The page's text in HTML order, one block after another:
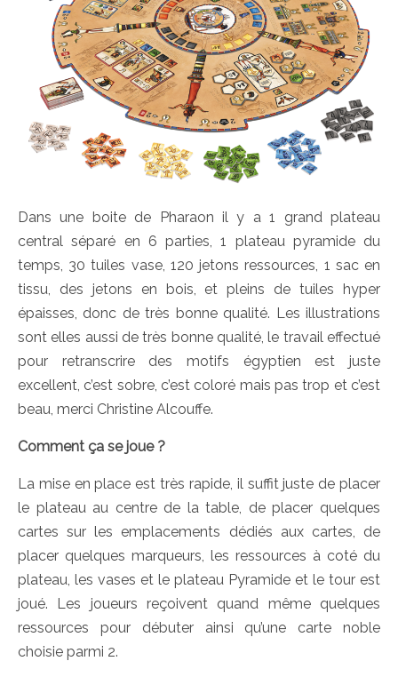
Dans une boite de Pharaon il y a 1 grand plateau
central séparé en 6 parties, 1 plateau pyramide du
temps, 30 tuiles vase, 120 jetons ressources, 1 sac en
tissu, des jetons en bois, et pleins de tuiles hyper
épaisses, donc de très bonne qualité. Les illustrations
sont elles aussi de très bonne qualité, le travail effectué
pour retranscrire des motifs égyptien est juste
excellent, c’est sobre, c’est coloré mais pas trop et c’est
beau, merci Christine Alcouffe.
Comment ça se joue ?
La mise en place est très rapide, il suffit juste de placer
le plateau au centre de la table, de placer quelques
cartes sur les emplacements dédiés aux cartes, de
placer quelques marqueurs, les ressources à coté du
plateau, les vases et le plateau Pyramide et le tour est
joué. Les joueurs reçoivent quand même quelques
ressources pour débuter ainsi qu’une carte noble
choisie parmi 2.